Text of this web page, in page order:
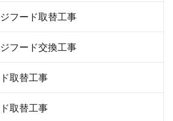
フード取替工事
フード交換工事
取替工事
取替工事